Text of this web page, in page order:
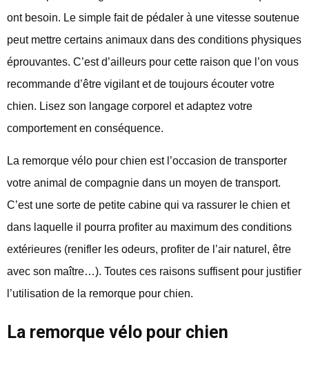
ont besoin. Le simple fait de pédaler à une vitesse soutenue
peut mettre certains animaux dans des conditions physiques
éprouvantes. C’est d’ailleurs pour cette raison que l’on vous
recommande d’être vigilant et de toujours écouter votre
chien. Lisez son langage corporel et adaptez votre
comportement en conséquence.
La remorque vélo pour chien est l’occasion de transporter
votre animal de compagnie dans un moyen de transport.
C’est une sorte de petite cabine qui va rassurer le chien et
dans laquelle il pourra profiter au maximum des conditions
extérieures (renifler les odeurs, profiter de l’air naturel, être
avec son maître…). Toutes ces raisons suffisent pour justifier
l’utilisation de la remorque pour chien.
La remorque vélo pour chien